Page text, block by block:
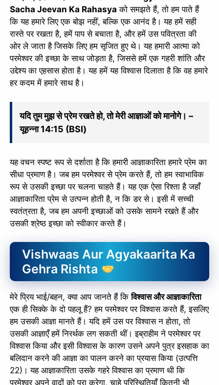
Sacha Jeevan Ka Rahasya को समझते हैं, तो हम पाते हैं
कि यह हमारे लिए एक बोझ नहीं, बल्कि एक आनंद है। यह हमें सही
रास्ते पर रखता है, हमें पाप से बचाता है, और हमें उस पवित्रता की
ओर ले जाता है जिसके लिए हम सृजित हुए थे। यह हमारी आत्मा को
परमेश्वर की इच्छा के साथ जोड़ता है, जिससे हमें एक गहरी शांति और
उद्देश्य का एहसास होता है। यह हमें यह विश्वास दिलाता है कि वह हमारे
हर कदम में हमारे साथ है।
यदि तुम मुझ से प्रेम रखते हो, तो मेरी आज्ञाओं को मानोगे। –
यूहन्ना 14:15 (BSI)
यह वचन स्पष्ट रूप से दर्शाता है कि हमारी आज्ञाकारिता हमारे प्रेम का
सीधा प्रमाण है। जब हम परमेश्वर से प्रेम करते हैं, तो हम स्वाभाविक
रूप से उसकी इच्छा पर चलना चाहते हैं। यह एक ऐसा रिश्ता है जहाँ
आज्ञाकारिता प्रेम से उत्पन्न होती है, न कि डर से। इसी में सच्ची
स्वतंत्रता है, जब हम अपनी इच्छाओं को उसके सामने रखते हैं और
उसकी श्रेष्ठ इच्छा को स्वीकार करते हैं।
Vishwaas Aur Agyakaarita Ka
Gehra Rishta
मेरे प्रिय भाई/बहन, क्या आप जानते हैं किविश्वास और आज्ञाकारिता
एक ही सिक्के के दो पहलू हैं? हम परमेश्वर पर विश्वास करते हैं, इसलिए
हम उसकी आज्ञा मानते हैं। यदि हमें उस पर विश्वास न होता, तो
उसकी आज्ञाएँ हमें निरर्थक लग सकती थीं। इब्राहीम ने परमेश्वर पर
विश्वास किया और इसी विश्वास के कारण उसने अपने पुत्र इसहाक का
बलिदान करने की आज्ञा का पालन करने का प्रयास किया (उत्पत्ति
22)। यह आज्ञाकारिता उसके गहरे विश्वास का प्रमाण थी कि
परमेश्वर अपने वादों को पूरा करेगा, चाहे परिस्थितियाँ कितनी भी